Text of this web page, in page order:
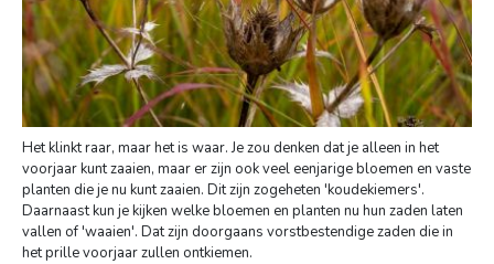
Het klinkt raar, maar het is waar. Je zou denken dat je alleen in het
voorjaar kunt zaaien, maar er zijn ook veel eenjarige bloemen en vaste
planten die je nu kunt zaaien. Dit zijn zogeheten 'koudekiemers'.
Daarnaast kun je kijken welke bloemen en planten nu hun zaden laten
vallen of 'waaien'. Dat zijn doorgaans vorstbestendige zaden die in
het prille voorjaar zullen ontkiemen.